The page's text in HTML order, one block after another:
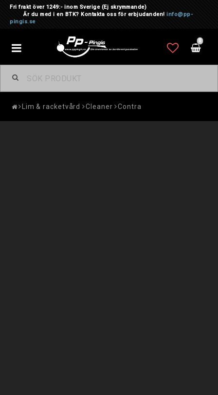
Fri frakt över 1249:- inom Sverige (Ej skrymmande)
Är du med i en BTK? Kontakta oss för erbjudanden! info@pp-
pingis.se
0
Toggle
navigation
Lim & racketvård Cleaner Contra